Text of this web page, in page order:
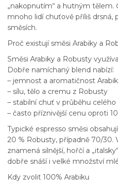
„nakopnutím“ a hutným tělem.
mnoho lidí chuťově příliš drsná,
směsích.
Proč existují směsi Arabiky a
Směsi Arabiky a Robusty
Dobře namíchaný blend nabízí:
– jemnost a aromatičnost
– sílu, tělo a cremu z Robusty
– stabilní chuť v průběhu celého
– často příznivější cenu oproti
Typické espresso směsi
20 % Robusty, případně 70/30.
znamená silnější, hořčí a
dobře snáší i velké množství
Kdy zvolit 100% Arabiku